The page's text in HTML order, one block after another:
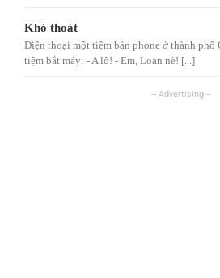
Khó thoát
Điện thoại một tiệm bán phone ở thành phố
tiệm bắt máy: - A lô! - Em, Loan nè! [...]